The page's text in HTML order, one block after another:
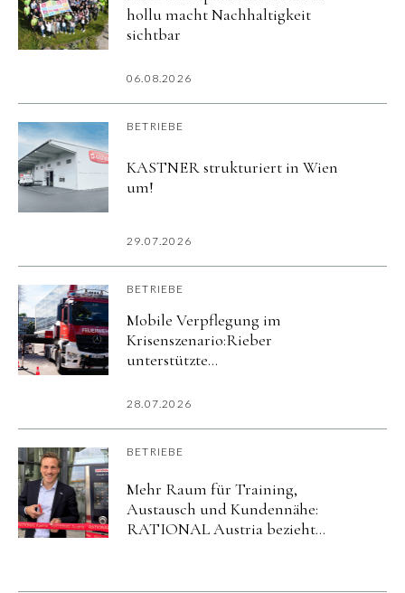
hollu macht Nachhaltigkeit
sichtbar
06.08.2026
BETRIEBE
KASTNER strukturiert in Wien
um!
29.07.2026
BETRIEBE
Mobile Verpflegung im
Krisenszenario:Rieber
unterstützte
imurbanharbor Ludwigsburg
28.07.2026
BETRIEBE
Mehr Raum für Training,
Austausch und Kundennähe:
RATIONAL Austria bezieht